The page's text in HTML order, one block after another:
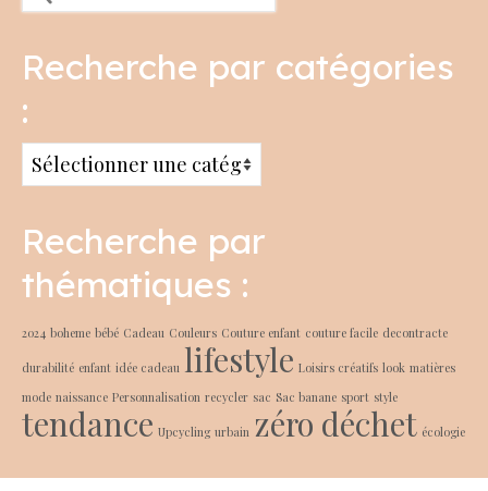
Recherche par catégories
:
Recherche
par
:Recherche par
thématiques :
2024 boheme bébé Cadeau Couleurs Couture enfant couture facile decontracte
durabilité enfant idée cadeau lifestyle Loisirs créatifs look matières
mode naissance Personnalisation recycler sac Sac banane sport style
tendance Upcycling urbain zéro déchet écologie